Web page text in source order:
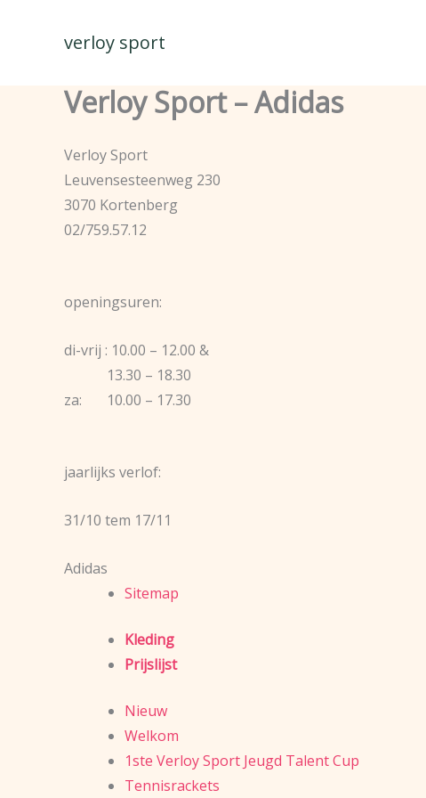
verloy sport
Verloy Sport – Adidas
Verloy Sport
Leuvensesteenweg 230
3070 Kortenberg
02/759.57.12
openingsuren:
di-vrij : 10.00 – 12.00 &
13.30 – 18.30
za: 10.00 – 17.30
jaarlijks verlof:
31/10 tem 17/11
Adidas
Sitemap
Kleding
Prijslijst
Nieuw
Welkom
1ste Verloy Sport Jeugd Talent Cup
Tennisrackets